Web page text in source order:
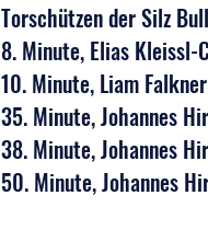
Torschützen der Silz
8. Minute, Elias Kleissl-
10. Minute, Liam Falkner
35. Minute, Johannes
38. Minute, Johannes
50. Minute, Johannes